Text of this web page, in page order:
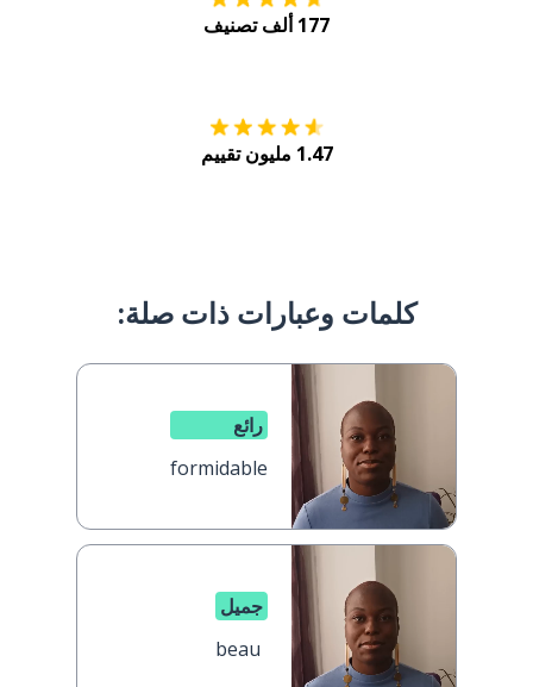
177 ألف تصنيف
1.47 مليون تقييم
كلمات وعبارات ذات صلة:
رائع
formidable
جميل
beau